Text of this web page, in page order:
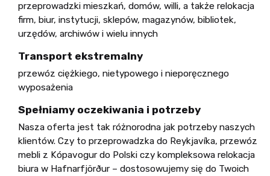
przeprowadzki mieszkań, domów, willi, a także relokacja
firm, biur, instytucji, sklepów, magazynów, bibliotek,
urzędów, archiwów i wielu innych
Transport ekstremalny
przewóz ciężkiego, nietypowego i nieporęcznego
wyposażenia
Spełniamy oczekiwania i potrzeby
Nasza oferta jest tak różnorodna jak potrzeby naszych
klientów. Czy to przeprowadzka do Reykjavíka, przewóz
mebli z Kópavogur do Polski czy kompleksowa relokacja
biura w Hafnarfjörður – dostosowujemy się do Twoich